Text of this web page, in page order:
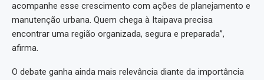
acompanhe esse crescimento com ações de planejamento e
manutenção urbana. Quem chega à Itaipava precisa
encontrar uma região organizada, segura e preparada”,
afirma.
O debate ganha ainda mais relevância diante da importância